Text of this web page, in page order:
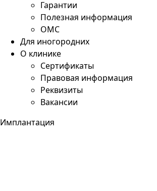
Гарантии
Полезная информация
ОМС
Для иногородних
О клинике
Сертификаты
Правовая информация
Реквизиты
Вакансии
Имплантация